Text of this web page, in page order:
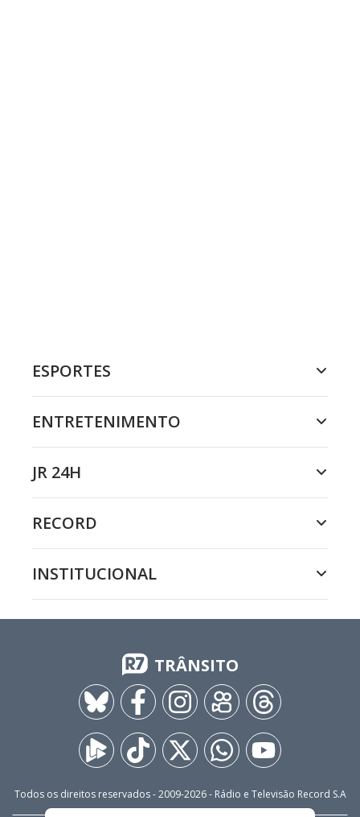
ESPORTES
ENTRETENIMENTO
JR 24H
RECORD
INSTITUCIONAL
TRÂNSITO
Todos os direitos reservados - 2009-2026- Rádio e Televisão Record S.A